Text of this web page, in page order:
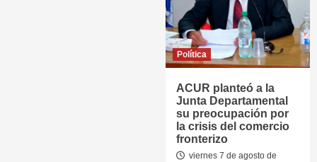
Política
ACUR planteó a la
Junta Departamental
su preocupación por
la crisis del comercio
fronterizo
viernes 7 de agosto de